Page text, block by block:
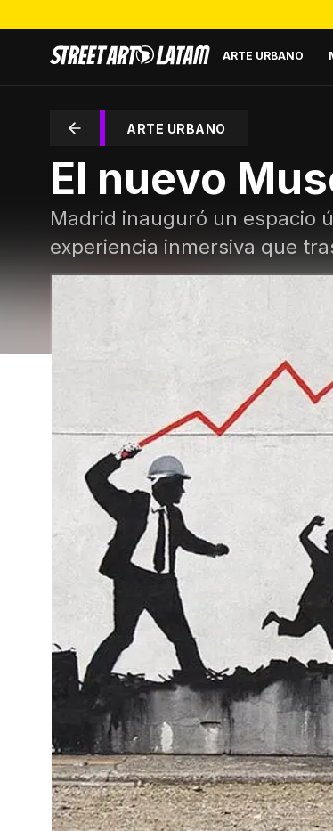
ARTE URBANO
ARTE URBANO
El nuevo
Madrid inauguró un espacio
experiencia inmersiva que